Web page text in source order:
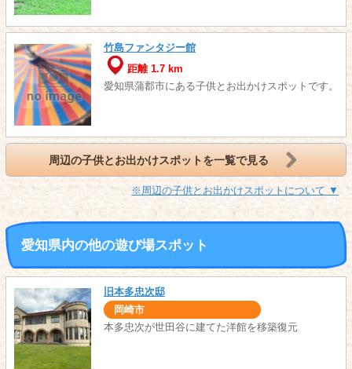
竹島ファンタジー館
距離 1.7 km
愛知県蒲郡市にある子供とお出かけスポットです。
周辺の子供とお出かけスポットを一覧で見る
※周辺の子供とお出かけスポットについて ▼
愛知県内の他の遊び場スポット
旧本多忠次邸
岡崎市
本多忠次が世田谷に建てた洋館を移築復元